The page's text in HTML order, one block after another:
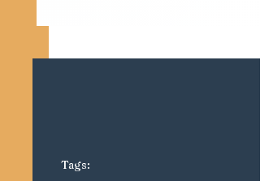
Tags: